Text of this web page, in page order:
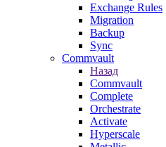
Exchange Rules
Migration
Backup
Sync
Commvault
Назад
Commvault
Complete
Orchestrate
Activate
Hyperscale